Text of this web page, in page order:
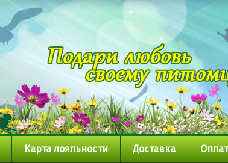
Карта лояльности Доставка